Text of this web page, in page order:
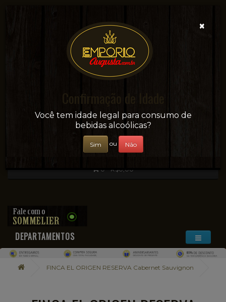
Sua conveniência e adega on-line!
0 - R$0,00
DEPARTAMENTOS
FINCA EL ORIGEN RESERVA Cabernet Sauvignon
×
Confirmação de Idade
Você tem idade legal para consumo de
bebidas alcoólicas?
Sim ou Não